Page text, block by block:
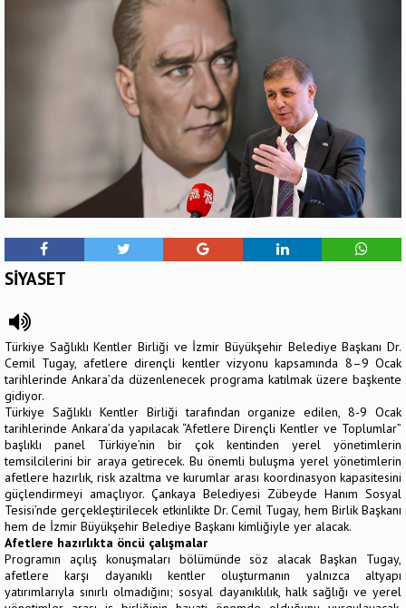
SİYASET
Türkiye Sağlıklı Kentler Birliği ve İzmir Büyükşehir Belediye Başkanı Dr.
Cemil Tugay, afetlere dirençli kentler vizyonu kapsamında 8–9 Ocak
tarihlerinde Ankara’da düzenlenecek programa katılmak üzere başkente
gidiyor.
Türkiye Sağlıklı Kentler Birliği tarafından organize edilen, 8-9 Ocak
tarihlerinde Ankara’da yapılacak “Afetlere Dirençli Kentler ve Toplumlar”
başlıklı panel Türkiye’nin bir çok kentinden yerel yönetimlerin
temsilcilerini bir araya getirecek. Bu önemli buluşma yerel yönetimlerin
afetlere hazırlık, risk azaltma ve kurumlar arası koordinasyon kapasitesini
güçlendirmeyi amaçlıyor. Çankaya Belediyesi Zübeyde Hanım Sosyal
Tesisi’nde gerçekleştirilecek etkinlikte Dr. Cemil Tugay, hem Birlik Başkanı
hem de İzmir Büyükşehir Belediye Başkanı kimliğiyle yer alacak.
Afetlere hazırlıkta öncü çalışmalar
Programın açılış konuşmaları bölümünde söz alacak Başkan Tugay,
afetlere karşı dayanıklı kentler oluşturmanın yalnızca altyapı
yatırımlarıyla sınırlı olmadığını; sosyal dayanıklılık, halk sağlığı ve yerel